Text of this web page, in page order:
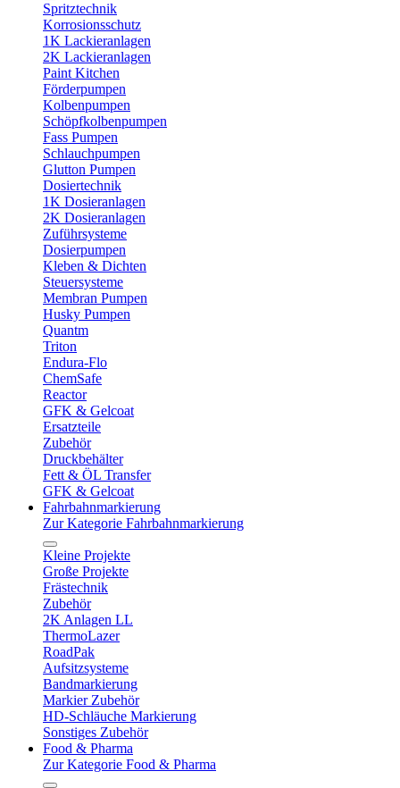
Spritztechnik
Korrosionsschutz
1K Lackieranlagen
2K Lackieranlagen
Paint Kitchen
Förderpumpen
Kolbenpumpen
Schöpfkolbenpumpen
Fass Pumpen
Schlauchpumpen
Glutton Pumpen
Dosiertechnik
1K Dosieranlagen
2K Dosieranlagen
Zuführsysteme
Dosierpumpen
Kleben & Dichten
Steuersysteme
Membran Pumpen
Husky Pumpen
Quantm
Triton
Endura-Flo
ChemSafe
Reactor
GFK & Gelcoat
Ersatzteile
Zubehör
Druckbehälter
Fett & ÖL Transfer
GFK & Gelcoat
Fahrbahnmarkierung
Zur Kategorie Fahrbahnmarkierung
Kleine Projekte
Große Projekte
Frästechnik
Zubehör
2K Anlagen LL
ThermoLazer
RoadPak
Aufsitzsysteme
Bandmarkierung
Markier Zubehör
HD-Schläuche Markierung
Sonstiges Zubehör
Food & Pharma
Zur Kategorie Food & Pharma